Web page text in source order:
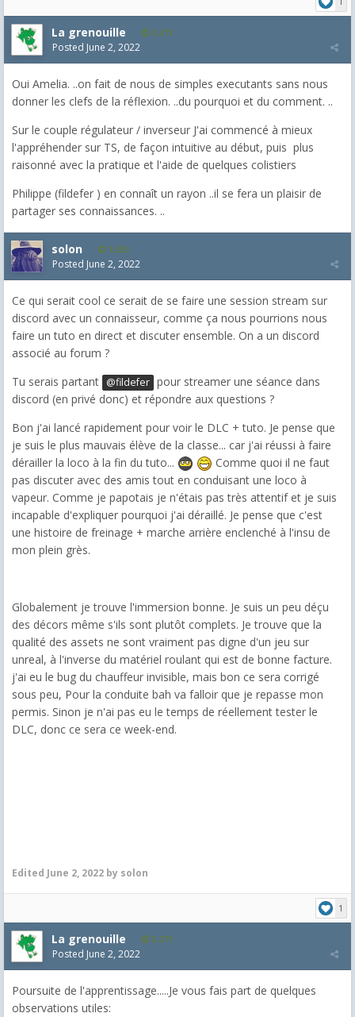
La grenouille 3,271
Posted June 2, 2022
Oui Amelia. ..on fait de nous de simples executants sans nous
donner les clefs de la réflexion. ..du pourquoi et du comment. ..
Sur le couple régulateur / inverseur J'ai commencé à mieux
l'appréhender sur TS, de façon intuitive au début, puis plus
raisonné avec la pratique et l'aide de quelques colistiers
Philippe (fildefer ) en connaît un rayon ..il se fera un plaisir de
partager ses connaissances. ..
solon 1,553
Posted June 2, 2022
Ce qui serait cool ce serait de se faire une session stream sur
discord avec un connaisseur, comme ça nous pourrions nous
faire un tuto en direct et discuter ensemble. On a un discord
associé au forum ?
Tu serais partant @fildefer pour streamer une séance dans
discord (en privé donc) et répondre aux questions ?
Bon j'ai lancé rapidement pour voir le DLC + tuto. Je pense que
je suis le plus mauvais élève de la classe... car j'ai réussi à faire
dérailler la loco à la fin du tuto...
Comme quoi il ne faut
pas discuter avec des amis tout en conduisant une loco à
vapeur. Comme je papotais je n'étais pas très attentif et je suis
incapable d'expliquer pourquoi j'ai déraillé. Je pense que c'est
une histoire de freinage + marche arrière enclenché à l'insu de
mon plein grès.
Globalement je trouve l'immersion bonne. Je suis un peu déçu
des décors même s'ils sont plutôt complets. Je trouve que la
qualité des assets ne sont vraiment pas digne d'un jeu sur
unreal, à l'inverse du matériel roulant qui est de bonne facture.
j'ai eu le bug du chauffeur invisible, mais bon ce sera corrigé
sous peu, Pour la conduite bah va falloir que je repasse mon
permis. Sinon je n'ai pas eu le temps de réellement tester le
DLC, donc ce sera ce week-end.
Edited June 2, 2022 by solon
1
La grenouille 3,271
Posted June 2, 2022
Poursuite de l'apprentissage.....Je vous fais part de quelques
observations utiles: